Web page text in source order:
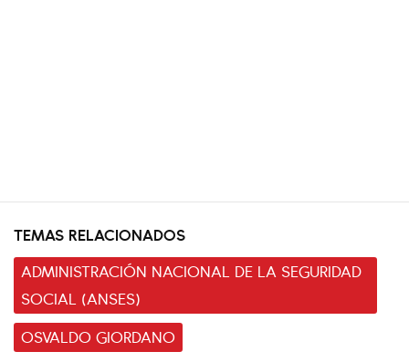
TEMAS RELACIONADOS
ADMINISTRACIÓN NACIONAL DE LA SEGURIDAD
SOCIAL (ANSES)
OSVALDO GIORDANO